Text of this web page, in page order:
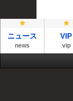
ニュース
news
VIP
vip